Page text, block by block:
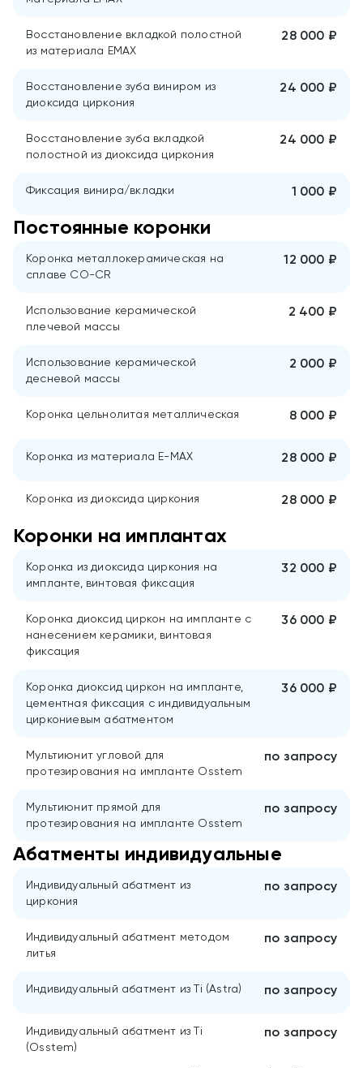
Восстановление вкладкой полостной
из материала ЕМАХ
28 000 ₽
Восстановление зуба виниром из
диоксида циркония
24 000 ₽
Восстановление зуба вкладкой
полостной из диоксида циркония
24 000 ₽
Фиксация винира/вкладки 1 000 ₽
Постоянные коронки
Коронка металлокерамическая на
сплаве CO-CR
12 000 ₽
Использование керамической
плечевой массы
2 400 ₽
Использование керамической
десневой массы
2 000 ₽
Коронка цельнолитая металлическая 8 000 ₽
Коронка из материала E-MAX 28 000 ₽
Коронка из диоксида циркония 28 000 ₽
Коронки на имплантах
Коронка из диоксида циркония на
импланте, винтовая фиксация
32 000 ₽
Коронка диоксид циркон на импланте с
нанесением керамики, винтовая
фиксация
36 000 ₽
Коронка диоксид циркон на импланте,
цементная фиксация с индивидуальным
циркониевым абатментом
36 000 ₽
Мультиюнит угловой для
протезирования на импланте Osstem
по запросу
Мультиюнит прямой для
протезирования на импланте Osstem
по запросу
Абатменты индивидуальные
Индивидуальный абатмент из
циркония
по запросу
Индивидуальный абатмент методом
литья
по запросу
Индивидуальный абатмент из Ti (Astra) по запросу
Индивидуальный абатмент из Ti
(Osstem)
по запросу